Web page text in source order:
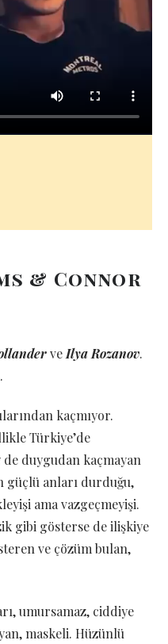
& Connor
ve Ilya Rozanov.
kaçmıyor.
Türkiye’de
de duygudan kaçmayan
güçlü anları durduğu,
ama vazgeçmeyişi.
gibi gösterse de ilişkiye
ve çözüm bulan,
umursamaz, ciddiye
maskeli. Hüzünlü